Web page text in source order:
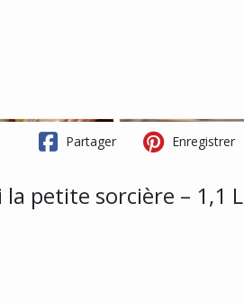
Partager Enregistrer
petite sorcière – 1,1 L